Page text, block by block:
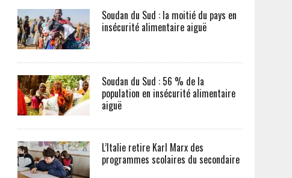
Soudan du Sud : la moitié du pays en
insécurité alimentaire aiguë
Soudan du Sud : 56 % de la
population en insécurité alimentaire
aiguë
L’Italie retire Karl Marx des
programmes scolaires du secondaire